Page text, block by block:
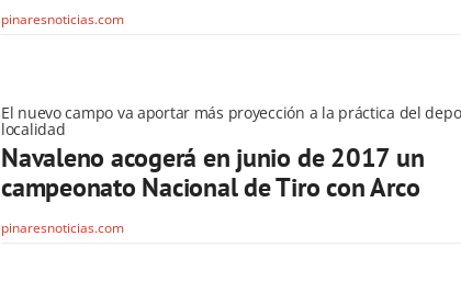
pinaresnoticias.com
El nuevo campo va aportar más proyección a la práctica del
localidad
Navaleno acogerá en junio de 2017 un
campeonato Nacional de Tiro con Arco
pinaresnoticias.com